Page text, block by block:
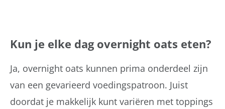
Kun je elke dag overnight oats eten?
Ja, overnight oats kunnen prima onderdeel zijn
van een gevarieerd voedingspatroon. Juist
doordat je makkelijk kunt variëren met toppings